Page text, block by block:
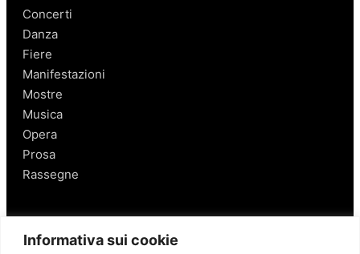
Informativa sui cookie
Concerti
Danza
Fiere
Manifestazioni
Mostre
Musica
Opera
Prosa
Rassegne
Salerno